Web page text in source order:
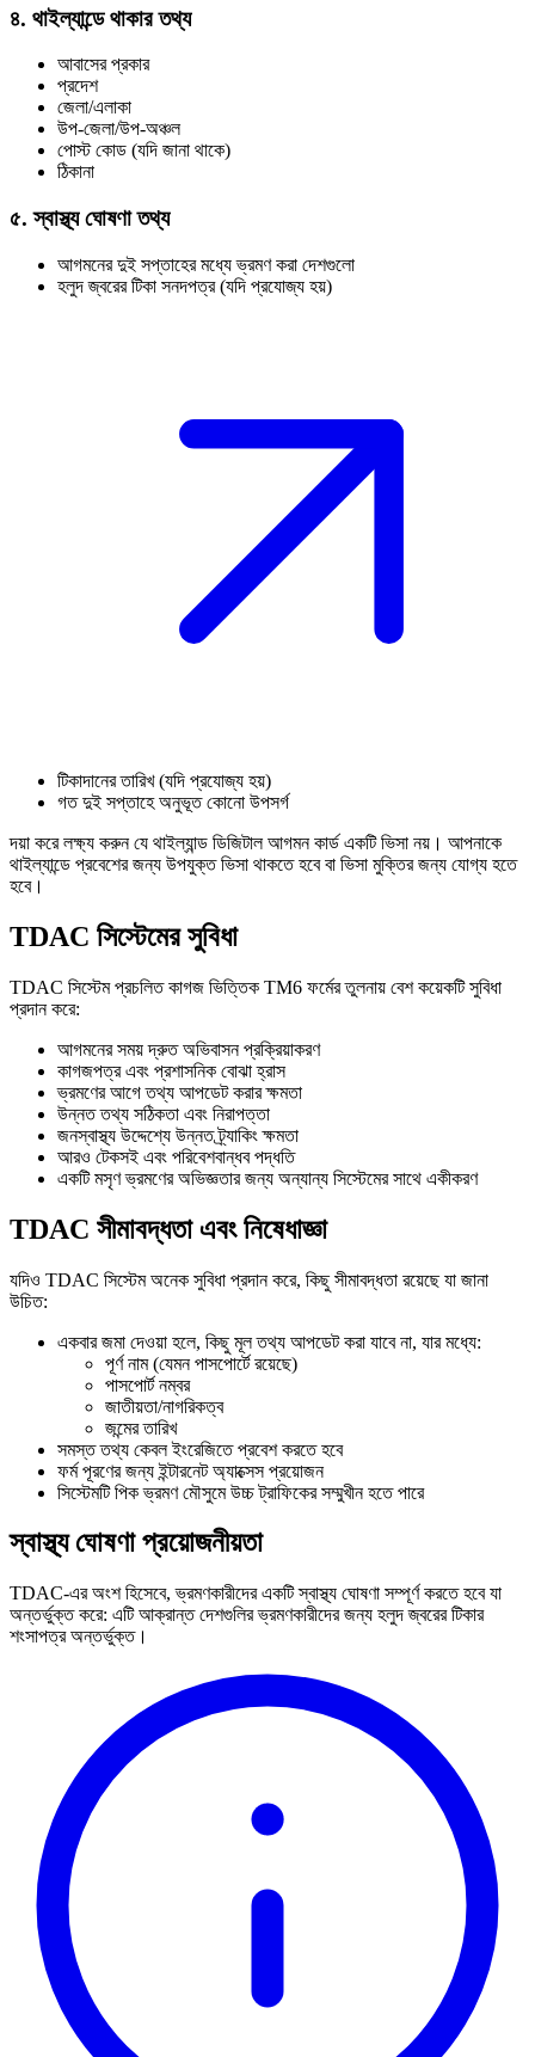
৪. থাইল্যান্ডে থাকার তথ্য
আবাসের প্রকার
প্রদেশ
জেলা/এলাকা
উপ-জেলা/উপ-অঞ্চল
পোস্ট কোড (যদি জানা থাকে)
ঠিকানা
৫. স্বাস্থ্য ঘোষণা তথ্য
আগমনের দুই সপ্তাহের মধ্যে ভ্রমণ করা দেশগুলো
হলুদ জ্বরের টিকা সনদপত্র (যদি প্রযোজ্য হয়)
টিকাদানের তারিখ (যদি প্রযোজ্য হয়)
গত দুই সপ্তাহে অনুভূত কোনো উপসর্গ
দয়া করে লক্ষ্য করুন যে থাইল্যান্ড ডিজিটাল আগমন কার্ড একটি ভিসা নয়। আপনাকে
থাইল্যান্ডে প্রবেশের জন্য উপযুক্ত ভিসা থাকতে হবে বা ভিসা মুক্তির জন্য যোগ্য হতে
হবে।
TDAC সিস্টেমের সুবিধা
TDAC সিস্টেম প্রচলিত কাগজ ভিত্তিক TM6 ফর্মের তুলনায় বেশ কয়েকটি সুবিধা
প্রদান করে:
আগমনের সময় দ্রুত অভিবাসন প্রক্রিয়াকরণ
কাগজপত্র এবং প্রশাসনিক বোঝা হ্রাস
ভ্রমণের আগে তথ্য আপডেট করার ক্ষমতা
উন্নত তথ্য সঠিকতা এবং নিরাপত্তা
জনস্বাস্থ্য উদ্দেশ্যে উন্নত ট্র্যাকিং ক্ষমতা
আরও টেকসই এবং পরিবেশবান্ধব পদ্ধতি
একটি মসৃণ ভ্রমণের অভিজ্ঞতার জন্য অন্যান্য সিস্টেমের সাথে একীকরণ
TDAC সীমাবদ্ধতা এবং নিষেধাজ্ঞা
যদিও TDAC সিস্টেম অনেক সুবিধা প্রদান করে, কিছু সীমাবদ্ধতা রয়েছে যা জানা
উচিত:
একবার জমা দেওয়া হলে, কিছু মূল তথ্য আপডেট করা যাবে না, যার মধ্যে:
পূর্ণ নাম (যেমন পাসপোর্টে রয়েছে)
পাসপোর্ট নম্বর
জাতীয়তা/নাগরিকত্ব
জন্মের তারিখ
সমস্ত তথ্য কেবল ইংরেজিতে প্রবেশ করতে হবে
ফর্ম পূরণের জন্য ইন্টারনেট অ্যাক্সেস প্রয়োজন
সিস্টেমটি পিক ভ্রমণ মৌসুমে উচ্চ ট্রাফিকের সম্মুখীন হতে পারে
স্বাস্থ্য ঘোষণা প্রয়োজনীয়তা
TDAC-এর অংশ হিসেবে, ভ্রমণকারীদের একটি স্বাস্থ্য ঘোষণা সম্পূর্ণ করতে হবে যা
অন্তর্ভুক্ত করে: এটি আক্রান্ত দেশগুলির ভ্রমণকারীদের জন্য হলুদ জ্বরের টিকার
শংসাপত্র অন্তর্ভুক্ত।